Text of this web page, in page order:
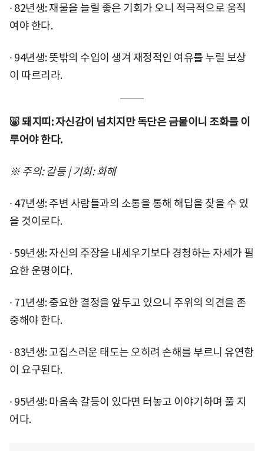
∙ 82년생: 재물을 늘릴 좋은 기회가 오니 적극적으로 움직
여야 한다.
∙ 94년생: 뜻밖의 수입이 생겨 재정적인 여유를 누릴 보상
이 따르리라.
🐷 돼지띠: 자신감이 넘치지만 독단은 금물이니 조화를 이
루어야 한다.
※ 주의: 갈등 | 기회: 화해
∙ 47년생: 주변 사람들과의 소통을 통해 해답을 찾을 수 있
을 것이로다.
∙ 59년생: 자신의 주장을 내세우기보다 경청하는 자세가 필
요한 운명이다.
∙ 71년생: 중요한 결정을 앞두고 있으니 주위의 의견을 존
중해야 한다.
∙ 83년생: 고집스러운 태도는 오히려 손해를 부르니 유연함
이 요구된다.
∙ 95년생: 마음속 갈등이 있다면 터놓고 이야기하며 풀 지
어다.